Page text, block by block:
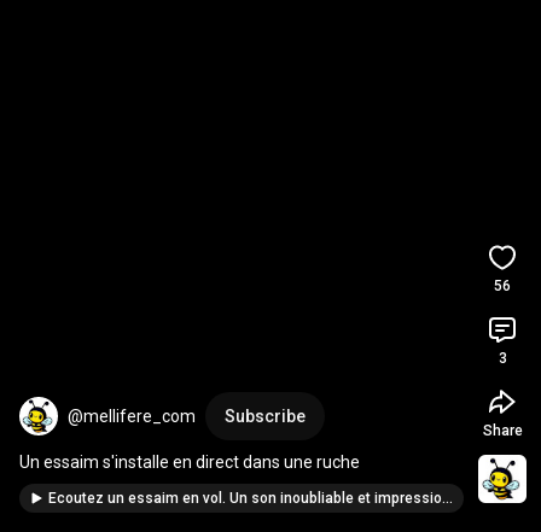
@mellifere_com Subscribe
Un essaim s'installe en direct dans une ruche
Ecoutez un essaim en vol. Un son inoubliable et impressionnant #apiculture
56
3
Share